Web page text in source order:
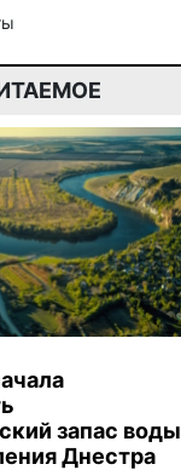
запас воды
Днестра